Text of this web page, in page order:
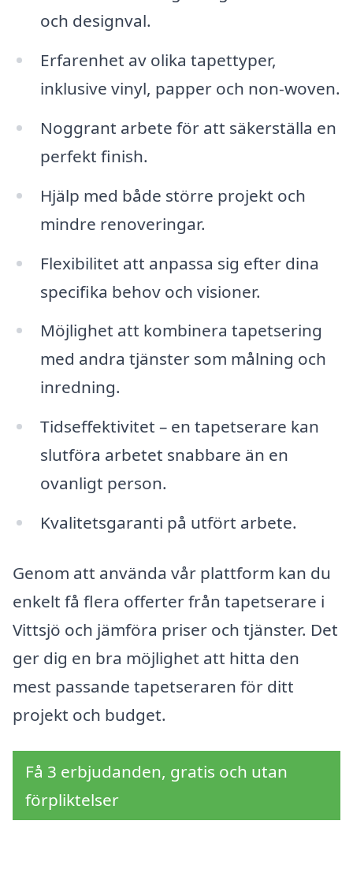
och designval.
Erfarenhet av olika tapettyper,
inklusive vinyl, papper och non-woven.
Noggrant arbete för att säkerställa en
perfekt finish.
Hjälp med både större projekt och
mindre renoveringar.
Flexibilitet att anpassa sig efter dina
specifika behov och visioner.
Möjlighet att kombinera tapetsering
med andra tjänster som målning och
inredning.
Tidseffektivitet – en tapetserare kan
slutföra arbetet snabbare än en
ovanligt person.
Kvalitetsgaranti på utfört arbete.
Genom att använda vår plattform kan du
enkelt få flera offerter från tapetserare i
Vittsjö och jämföra priser och tjänster. Det
ger dig en bra möjlighet att hitta den
mest passande tapetseraren för ditt
projekt och budget.
Få 3 erbjudanden, gratis och utan
förpliktelser